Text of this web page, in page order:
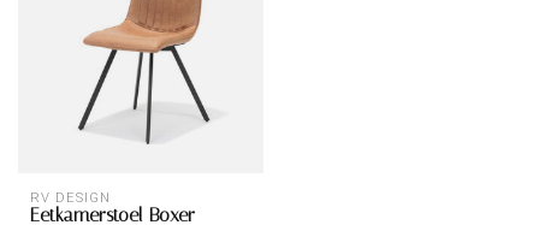
RV DESIGN
Eetkamerstoel Boxer